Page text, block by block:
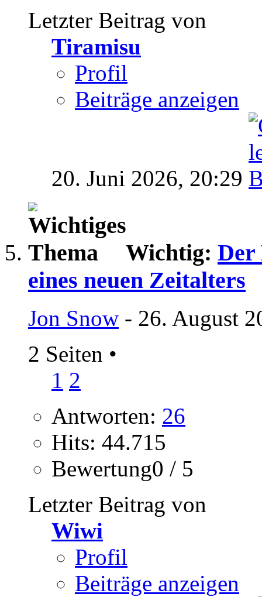
Letzter Beitrag von
Tiramisu
Profil
Beiträge anzeigen
20. Juni 2026, 20:29
Wichtig: Der
eines neuen Zeitalters
Jon Snow - 26. August
2 Seiten •
1 2
Antworten: 26
Hits: 44.715
Bewertung0 / 5
Letzter Beitrag von
Wiwi
Profil
Beiträge anzeigen